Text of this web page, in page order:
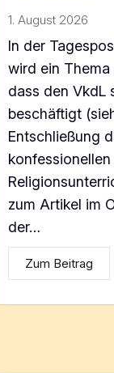
1. August 2026
In der
wird ein
dass den VkdL
beschäftigt
Entschließung
konfessionellen
zum Artikel im
der…
Zum Beitrag